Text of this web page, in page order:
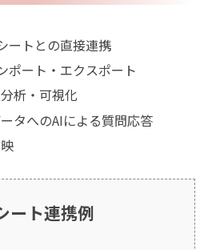
ートとの直接連携
ポート・エクスポート
析・可視化
タへのAIによる質問応答
ート連携例